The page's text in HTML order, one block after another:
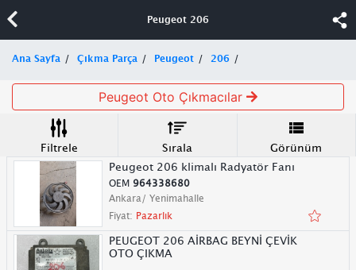
Peugeot 206
Ana Sayfa Çıkma Parça Peugeot 206
Peugeot Oto Çıkmacılar
Filtrele Sırala
Görünüm
Peugeot 206 klimalı Radyatör Fanı
OEM 964338680
Ankara/ Yenimahalle
Fiyat: Pazarlık
PEUGEOT 206 AİRBAG BEYNİ ÇEVİK
OTO ÇIKMA